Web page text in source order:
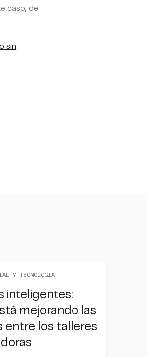
caso, de
sin
Y TECNOLOGÍA
inteligentes:
mejorando las
entre los talleres